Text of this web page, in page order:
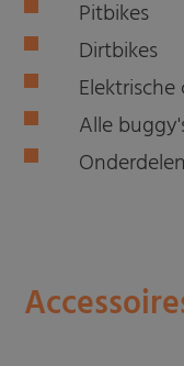
Pitbikes
Dirtbikes
Alle
Onderdelen